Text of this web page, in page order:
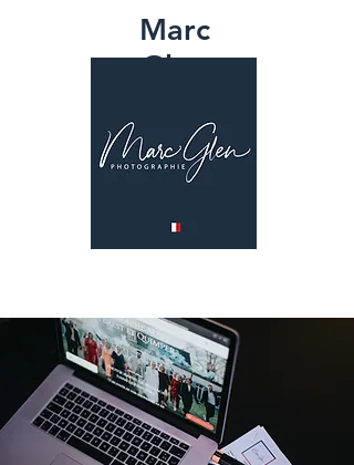
Marc
Glen